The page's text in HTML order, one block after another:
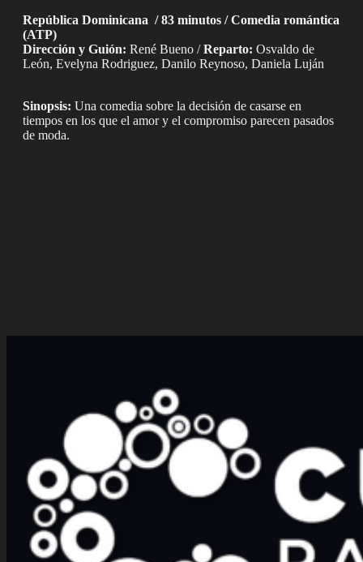
República Dominicana / 83 minutos / Comedia romántica
(ATP)
Dirección y Guión: René Bueno /Reparto: Osvaldo de
León, Evelyna Rodriguez, Danilo Reynoso, Daniela Luján
Sinopsis: Una comedia sobre la decisión de casarse en
tiempos en los que el amor y el compromiso parecen pasados
de moda.